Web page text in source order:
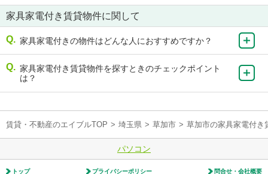
家具家電付き賃貸物件に関して
家具家電付きの物件はどんな人におすすめですか？
家具家電付き賃貸物件を探すときのチェックポイント
は？
賃貸・不動産のエイブルTOP > 埼玉県 > 草加市 > 草加市の家具家電付き
パソコン
トップ プライバシーポリシー 問合せ・会社概要